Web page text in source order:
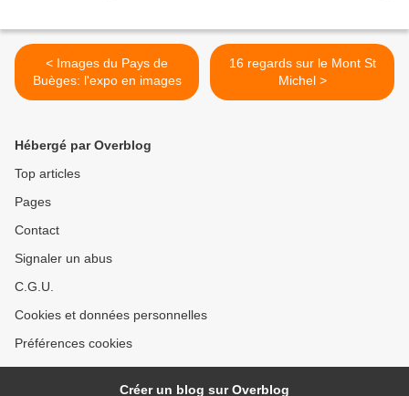
< Images du Pays de
Buèges: l'expo en images
16 regards sur le Mont St
Michel >
Hébergé par Overblog
Top articles
Pages
Contact
Signaler un abus
C.G.U.
Cookies et données personnelles
Préférences cookies
Créer un blog sur Overblog